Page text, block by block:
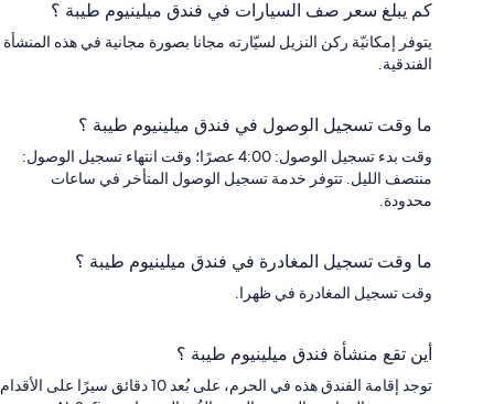
كم يبلغ سعر صف السيارات في فندق ميلينيوم طيبة ؟
يتوفر إمكانيّة ركن النزيل لسيّارته مجانا بصورة مجانية في هذه المنشأة
الفندقية.
ما وقت تسجيل الوصول في فندق ميلينيوم طيبة ؟
وقت بدء تسجيل الوصول: 4:00 عصرًا؛ وقت انتهاء تسجيل الوصول:
منتصف الليل. تتوفر خدمة تسجيل الوصول المتأخر في ساعات
محدودة.
ما وقت تسجيل المغادرة في فندق ميلينيوم طيبة ؟
وقت تسجيل المغادرة في ظهرا.
أين تقع منشأة فندق ميلينيوم طيبة ؟
توجد إقامة الفندق هذه في الحرم، على بُعد 10 دقائق سيرًا على الأقدام